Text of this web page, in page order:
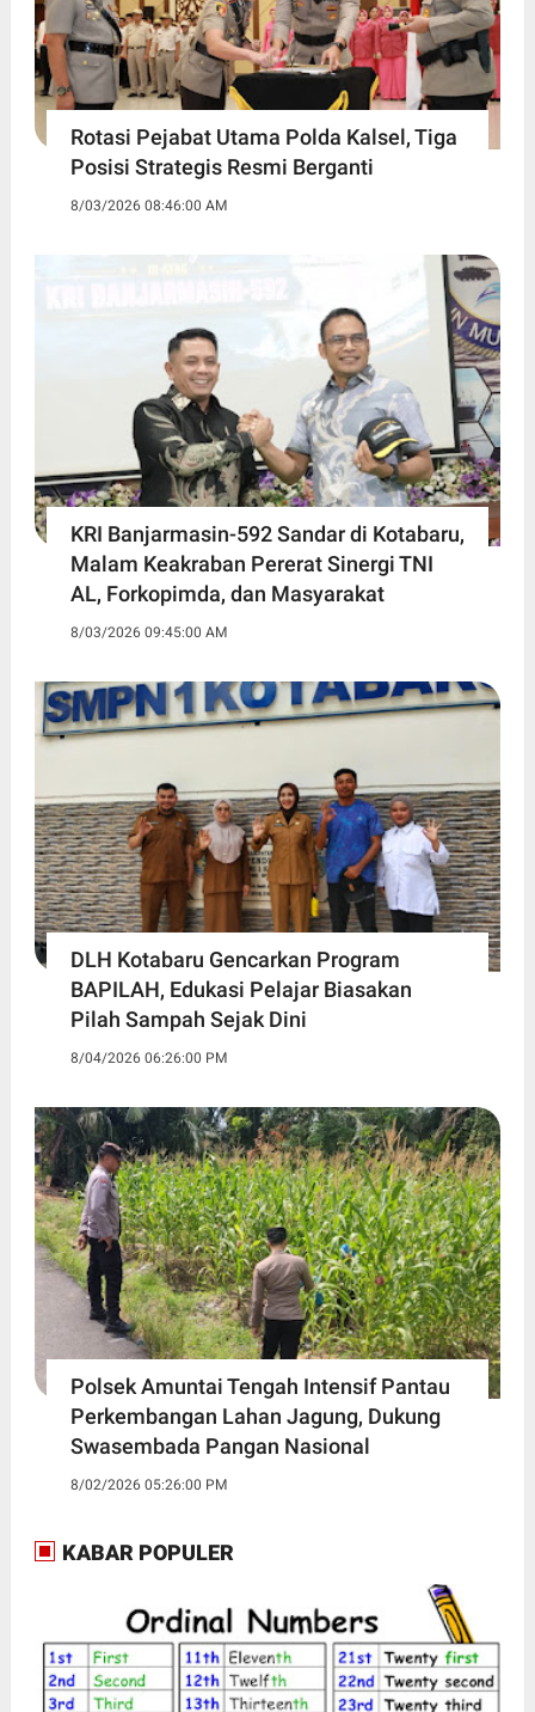
Rotasi Pejabat Utama Polda Kalsel, Tiga
Posisi Strategis Resmi Berganti
8/03/2026 08:46:00 AM
KRI Banjarmasin-592 Sandar di Kotabaru,
Malam Keakraban Pererat Sinergi TNI
AL, Forkopimda, dan Masyarakat
8/03/2026 09:45:00 AM
DLH Kotabaru Gencarkan Program
BAPILAH, Edukasi Pelajar Biasakan
Pilah Sampah Sejak Dini
8/04/2026 06:26:00 PM
Polsek Amuntai Tengah Intensif Pantau
Perkembangan Lahan Jagung, Dukung
Swasembada Pangan Nasional
8/02/2026 05:26:00 PM
KABAR POPULER